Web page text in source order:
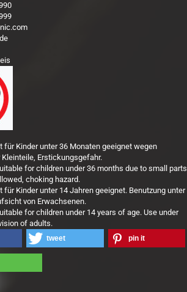
für Kinder unter 36 Monaten geeignet wegen
Erstickungsgefahr.
for children under 36 months due to small parts
choking hazard.
für Kinder unter 14 Jahren geeignet. Benutzung unter
von Erwachsenen.
for children under 14 years of age. Use under
of adults.
tweet pin it